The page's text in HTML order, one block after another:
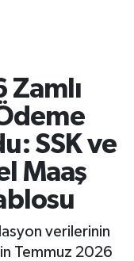
Zamlı
SSK ve
Maaş
verilerinin
Temmuz 2026